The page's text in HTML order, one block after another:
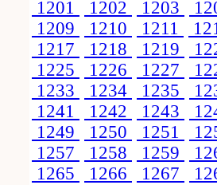
1201
1202 1203
1209
1210 1211
1217
1218 1219
1225
1226 1227
1233
1234 1235
1241
1242 1243
1249
1250 1251
1257
1258 1259
1265
1266 1267